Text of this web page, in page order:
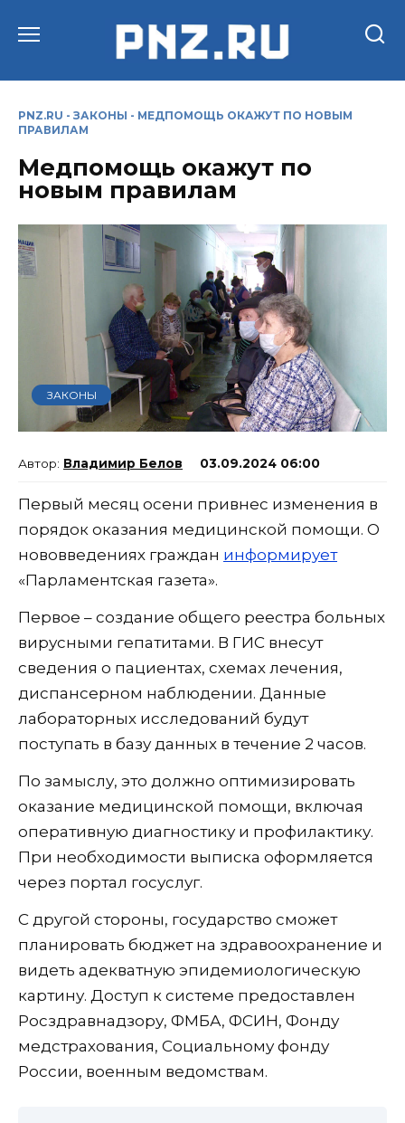
PNZ.RU - ЗАКОНЫ - МЕДПОМОЩЬ ОКАЖУТ ПО НОВЫМ
ПРАВИЛАМ
Медпомощь окажут по
новым правилам
ЗАКОНЫ
Владимир Белов 03.09.2024 06:00
Первый месяц осени привнес изменения в
порядок оказания медицинской помощи. О
нововведениях граждан информирует
«Парламентская газета».
Первое – создание общего реестра больных
вирусными гепатитами. В ГИС внесут
сведения о пациентах, схемах лечения,
диспансерном наблюдении. Данные
лабораторных исследований будут
поступать в базу данных в течение 2 часов.
По замыслу, это должно оптимизировать
оказание медицинской помощи, включая
оперативную диагностику и профилактику.
При необходимости выписка оформляется
через портал госуслуг.
С другой стороны, государство сможет
планировать бюджет на здравоохранение и
видеть адекватную эпидемиологическую
картину. Доступ к системе предоставлен
Росздравнадзору, ФМБА, ФСИН, Фонду
медстрахования, Социальному фонду
России, военным ведомствам.